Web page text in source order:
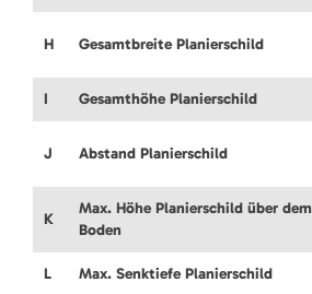
H Gesamtbreite Planierschild
I Gesamthöhe Planierschild
J Abstand Planierschild
K
Max. Höhe Planierschild über dem
Boden
L Max. Senktiefe Planierschild